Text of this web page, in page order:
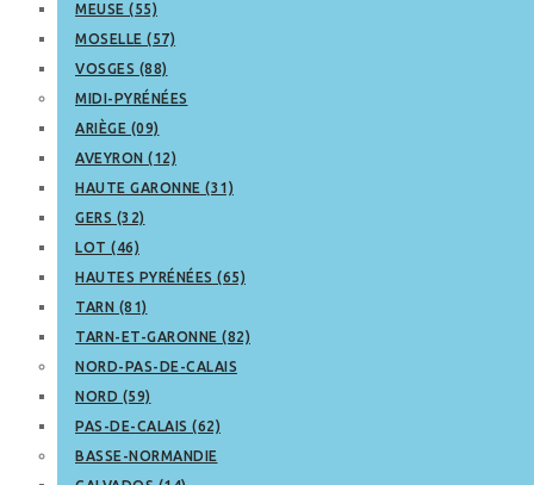
MEUSE (55)
MOSELLE (57)
VOSGES (88)
MIDI-PYRÉNÉES
ARIÈGE (09)
AVEYRON (12)
HAUTE GARONNE (31)
GERS (32)
LOT (46)
HAUTES PYRÉNÉES (65)
TARN (81)
TARN-ET-GARONNE (82)
NORD-PAS-DE-CALAIS
NORD (59)
PAS-DE-CALAIS (62)
BASSE-NORMANDIE